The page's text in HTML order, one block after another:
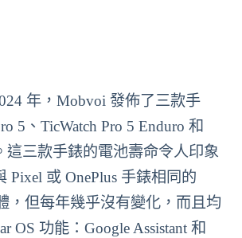
年，Mobvoi 發佈了三款手
5、TicWatch Pro 5 Enduro 和
這三款手錶的電池壽命令人印象
Pixel 或 OnePlus 手錶相同的
，但每年幾乎沒有變化，而且均
OS 功能：Google Assistant 和